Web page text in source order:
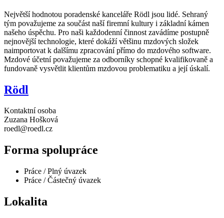
Největší hodnotou poradenské kanceláře Rödl jsou lidé. Sehraný
tým považujeme za součást naší firemní kultury i základní kámen
našeho úspěchu. Pro naši každodenní činnost zavádíme postupně
nejnovější technologie, které dokáží většinu mzdových složek
naimportovat k dalšímu zpracování přímo do mzdového software.
Mzdové účetní považujeme za odborníky schopné kvalifikovaně a
fundovaně vysvětlit klientům mzdovou problematiku a její úskalí.
Rödl
Kontaktní osoba
Zuzana Hošková
roedl@roedl.cz
Forma spolupráce
Práce / Plný úvazek
Práce / Částečný úvazek
Lokalita